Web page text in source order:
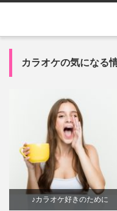
カラオケの気になる
♪カラオケ好きのために